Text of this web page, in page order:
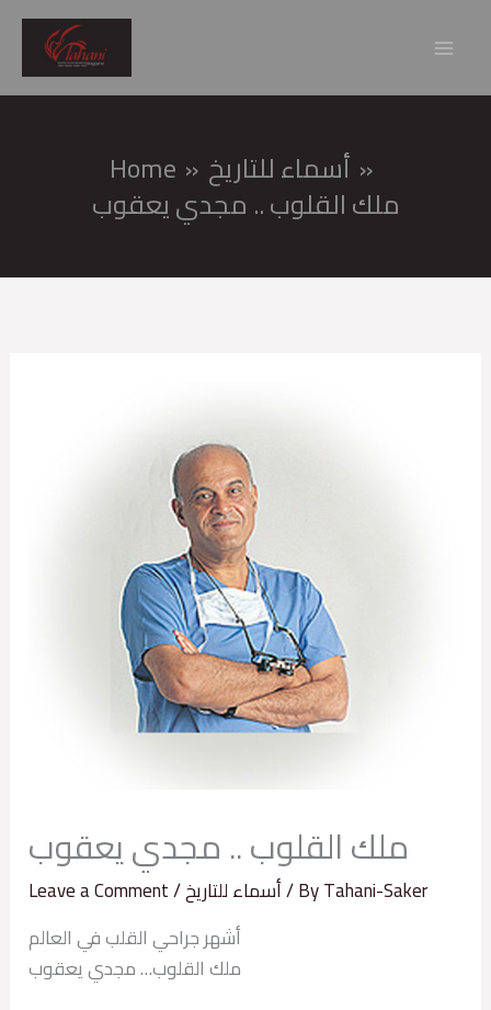
Skip
content
Home أسماء للتاريخ
ملك القلوب .. مجدي يعقوب
ملك القلوب .. مجدي يعقوب
Leave a Comment/أسماء للتاريخ/ ByTahani-Saker
أشهر جراحي القلب في العالم
ملك القلوب… مجدي يعقوب